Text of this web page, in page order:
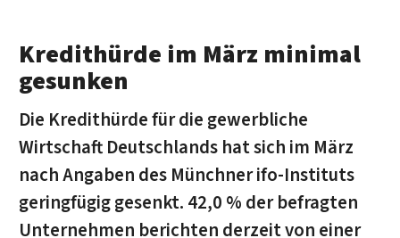
Kredithürde im März minimal
gesunken
Die Kredithürde für die gewerbliche
Wirtschaft Deutschlands hat sich im März
nach Angaben des Münchner ifo-Instituts
geringfügig gesenkt. 42,0 % der befragten
Unternehmen berichten derzeit von einer